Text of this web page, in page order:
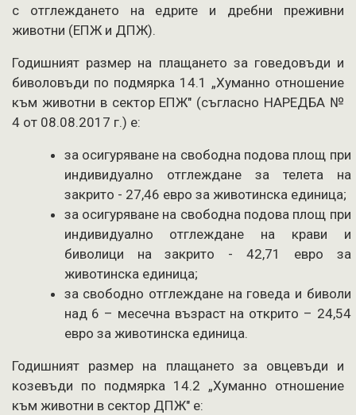
с отглеждането на едрите и дребни преживни
животни (ЕПЖ и ДПЖ).
Годишният размер на плащането за говедовъди и
биволовъди по подмярка 14.1 „Хуманно отношение
към животни в сектор ЕПЖ" (съгласно НАРЕДБА №
4 от 08.08.2017 г.) е:
за осигуряване на свободна подова площ при
индивидуално отглеждане за телета на
закрито - 27,46 евро за животинска единица;
за осигуряване на свободна подова площ при
индивидуално отглеждане на крави и
биволици на закрито - 42,71 евро за
животинска единица;
за свободно отглеждане на говеда и биволи
над 6 – месечна възраст на открито – 24,54
евро за животинска единица.
Годишният размер на плащането за овцевъди и
козевъди по подмярка 14.2 „Хуманно отношение
към животни в сектор ДПЖ" е: